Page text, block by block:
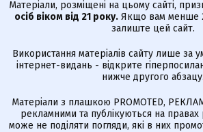
Матеріали, розміщені на цьому сайті,
осіб віком від 21 року. Якщо вам менше
залиште цей сайт.
Використання матеріалів сайту лише за
інтернет-видань - відкрите
нижче другого абзацу.
Матеріали з плашкою PROMOTED,
рекламними та публікуються на правах
може не поділяти погляди, які в них